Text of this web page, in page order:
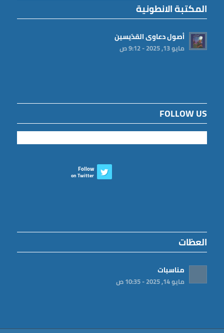
المكتبة الانطونية
أصول دعاوى القدّيسين
مايو 13, 2025 - 9:12 ص
FOLLOW US
Follow
on Twitter
العظات
مناسبات
مايو 14, 2025 - 10:35 ص